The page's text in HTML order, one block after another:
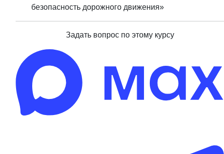
безопасность дорожного движения»
Задать вопрос по этому курсу